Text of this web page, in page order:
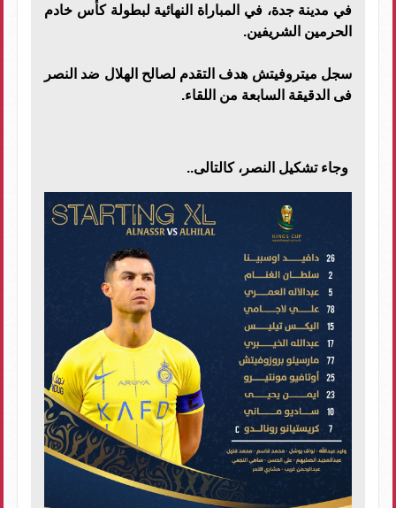
في مدينة جدة، في المباراة النهائية لبطولة كأس خادم
الحرمين الشريفين.
سجل ميتروفيتش هدف التقدم لصالح الهلال ضد النصر
فى الدقيقة السابعة من اللقاء.
وجاء تشكيل النصر، كالتالى..